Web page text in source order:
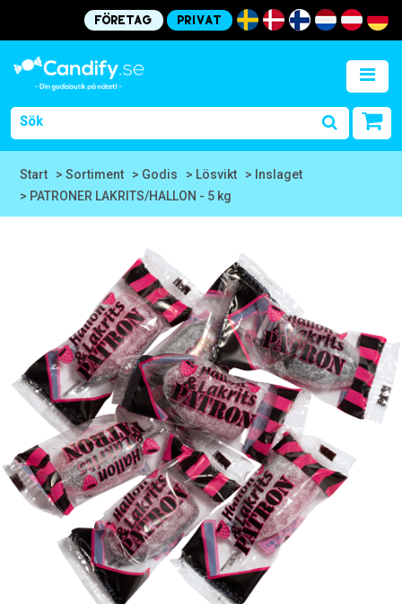
Företag Privat
Start > Sortiment > Godis > Lösvikt
> Inslaget
> PATRONER LAKRITS/HALLON - 5 kg